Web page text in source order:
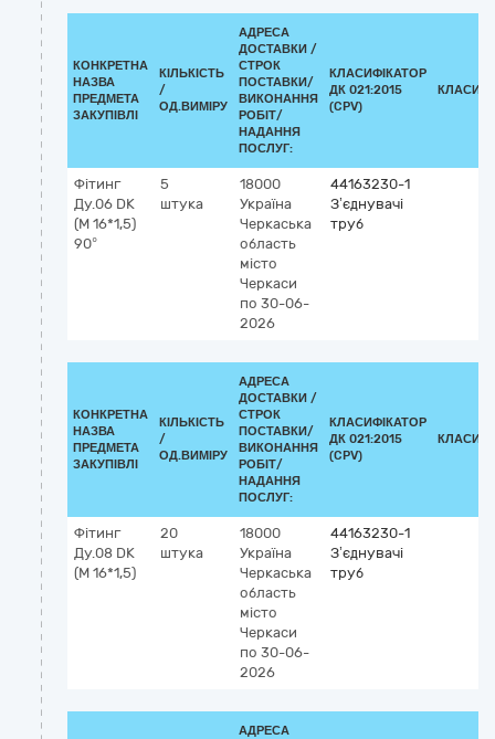
КОНКРЕТНА
НАЗВА
ПРЕДМЕТА
ЗАКУПІВЛІ
КІЛЬКІСТЬ
/
ОД.ВИМІРУ
АДРЕСА
ДОСТАВКИ /
СТРОК
ПОСТАВКИ/
ВИКОНАННЯ
РОБІТ/
НАДАННЯ
ПОСЛУГ:
КЛАСИФІКАТОР
ДК 021:2015
(CPV)
Фітинг
Ду.06 DK
(М 16*1,5)
90°
5
штука
18000
Україна
Черкаська
область
місто
Черкаси
по 30-06-
2026
44163230-1
З’єднувачі
труб
КОНКРЕТНА
НАЗВА
ПРЕДМЕТА
ЗАКУПІВЛІ
КІЛЬКІСТЬ
/
ОД.ВИМІРУ
АДРЕСА
ДОСТАВКИ /
СТРОК
ПОСТАВКИ/
ВИКОНАННЯ
РОБІТ/
НАДАННЯ
ПОСЛУГ:
КЛАСИФІКАТОР
ДК 021:2015
(CPV)
Фітинг
Ду.08 DK
(М 16*1,5)
20
штука
18000
Україна
Черкаська
область
місто
Черкаси
по 30-06-
2026
44163230-1
З’єднувачі
труб
АДРЕСА